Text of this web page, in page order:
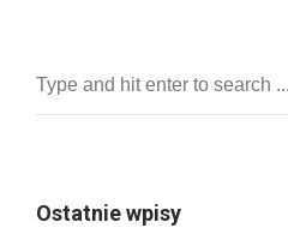
Ostatnie wpisy